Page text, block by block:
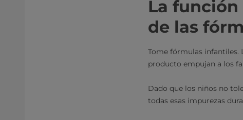
La
de las
Tome fórmulas infantiles.
producto empujan a los
Dado que los niños no
todas esas impurezas